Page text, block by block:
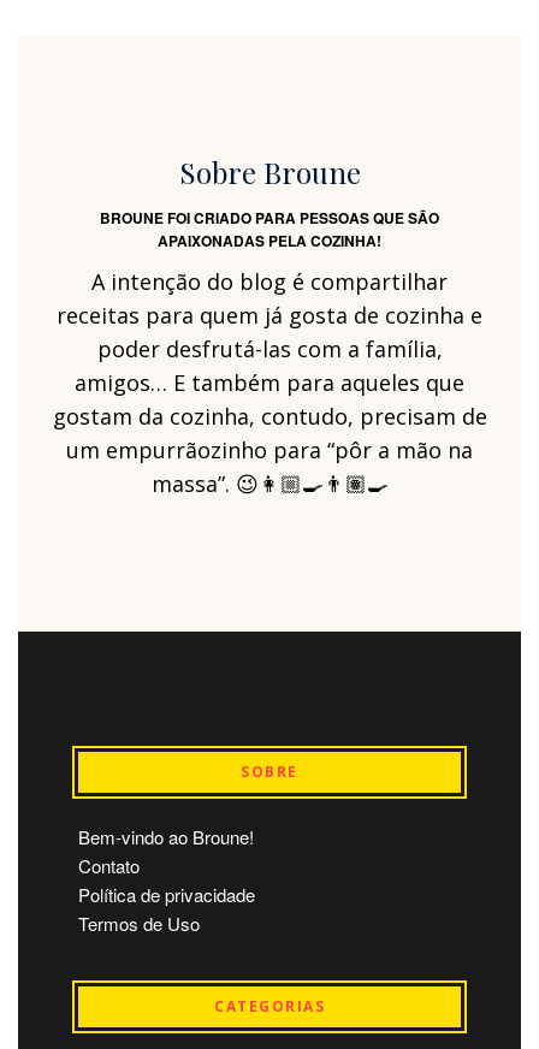
Sobre Broune
BROUNE FOI CRIADO PARA PESSOAS QUE SÃO
APAIXONADAS PELA COZINHA!
A intenção do blog é compartilhar
receitas para quem já gosta de cozinha e
poder desfrutá-las com a família,
amigos… E também para aqueles que
gostam da cozinha, contudo, precisam de
um empurrãozinho para “pôr a mão na
massa”. 😉👩🏼‍🍳👨🏽‍🍳
SOBRE
Bem-vindo ao Broune!
Contato
Política de privacidade
Termos de Uso
CATEGORIAS